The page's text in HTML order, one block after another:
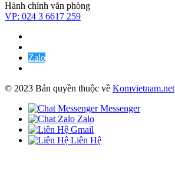
Hành chính văn phòng
VP: 024 3 6617 259
Zalo
© 2023 Bản quyền thuộc về Komvietnam.net
Messenger
Zalo
Gmail
Liên Hệ